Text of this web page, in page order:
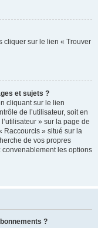
cliquer sur le lien « Trouver
et sujets ?
cliquant sur le lien
de l’utilisateur, soit en
» sur la page de
Raccourcis » situé sur la
de vos propres
les options
?